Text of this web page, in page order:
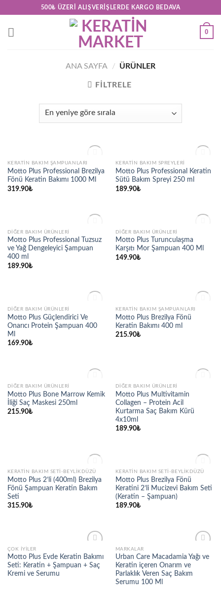
content
500₺ ÜZERI ALIŞVERIŞLERDE KARGO BEDAVA
0
ANA SAYFA / ÜRÜNLER
FILTRELE
Add to
wishlist
STOKTA YOK
KERATIN BAKIM ŞAMPUANLARI
Motto Plus Professional Brezilya
Fönü Keratin Bakımı 1000 Ml
319.90₺
Add to
wishlist
STOKTA YOK
KERATIN BAKIM SPREYLERI
Motto Plus Professional Keratin
Sütü Bakım Spreyi 250 ml
189.90₺
Add to
wishlist
STOKTA YOK
DIĞER BAKIM ÜRÜNLERI
Motto Plus Professional Tuzsuz
ve Yağ Dengeleyici Şampuan
400 ml
189.90₺
wishlist
STOKTA YOK
DIĞER BAKIM ÜRÜNLERI
Motto Plus Turunculaşma
Karşıtı Mor Şampuan 400 Ml
149.90₺
Add to
wishlist
STOKTA YOK
DIĞER BAKIM ÜRÜNLERI
Motto Plus Güçlendirici Ve
Onarıcı Protein Şampuan 400
Ml
169.90₺
Add to
wishlist
STOKTA YOK
KERATIN BAKIM ŞAMPUANLARI
Motto Plus Brezilya Fönü
Keratin Bakımı 400 ml
215.90₺
Add to
wishlist
STOKTA YOK
DIĞER BAKIM ÜRÜNLERI
Motto Plus Bone Marrow Kemik
İliği Saç Maskesi 250ml
215.90₺
STOKTA YOK
DIĞER BAKIM ÜRÜNLERI
Motto Plus Multivitamin
Collagen – Protein Acil
Kurtarma Saç Bakım Kürü
4x10ml
189.90₺
Add to
wishlist
STOKTA YOK
KERATIN BAKIM SETI-BEYLIKDÜZÜ
Motto Plus 2’li (400ml) Brezilya
Fönü Şampuan Keratin Bakım
Seti
315.90₺
Add to
wishlist
STOKTA YOK
KERATIN BAKIM SETI-BEYLIKDÜZÜ
Motto Plus Brezilya Fönü
Keratini 2’li Mucizevi Bakım Seti
(Keratin – Şampuan)
189.90₺
Add to
wishlist
ÇOK İYILER
Motto Plus Evde Keratin Bakımı
Seti: Keratin + Şampuan + Saç
Kremi ve Serumu
Add to
wishlist
MARKALAR
Urban Care Macadamia Yağı ve
Keratin içeren Onarım ve
Parlaklık Veren Saç Bakım
Serumu 100 Ml